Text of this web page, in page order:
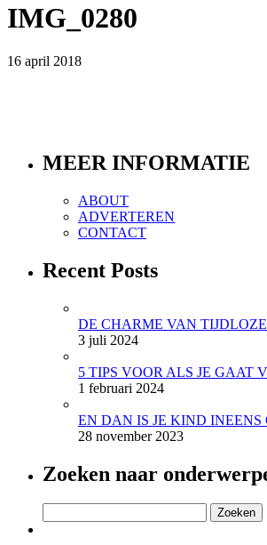
IMG_0280
16 april 2018
MEER INFORMATIE
ABOUT
ADVERTEREN
CONTACT
Recent Posts
DE CHARME VAN
3 juli 2024
5 TIPS VOOR ALS JE GAAT
1 februari 2024
EN DAN IS JE KIND INEENS
28 november 2023
Zoeken naar
naar: